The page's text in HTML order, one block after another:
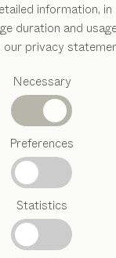
information,
duration and
our privacy
Necessary
Preferences
Statistics